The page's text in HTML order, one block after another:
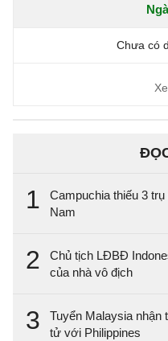
Chưa có
1
Campuchia thiếu 3
Nam
2
Chủ tịch LĐBĐ
của nhà vô địch
3
Tuyển Malaysia
tử với Philippines